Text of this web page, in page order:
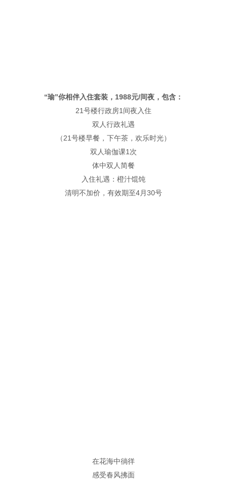
“瑜”你相伴入住套装，1988元/间夜，包含：
21号楼行政房1间夜入住
双人行政礼遇
（21号楼早餐，下午茶，欢乐时光）
双人瑜伽课1次
体中双人简餐
入住礼遇：橙汁馄饨
清明不加价，有效期至4月30号
在花海中徜徉
感受春风拂面